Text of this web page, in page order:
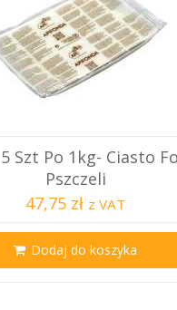
Szt Po 1kg- Ciasto
Pszczeli
47,75 zł z VAT
Dodaj do koszyka